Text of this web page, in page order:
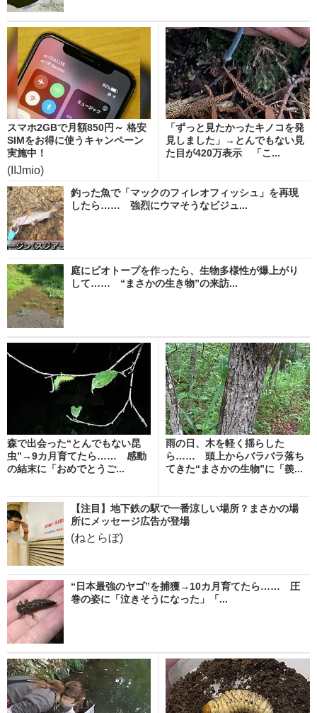
スマホ2GBで月額850円～ 格安
SIMをお得に使うキャンペーン
実施中！
(IIJmio)
「ずっと見たかったキノコを発
見しました」→とんでもない見
た目が420万表示 「こ...
釣った魚で「マックのフィレオフィッシュ」を再現
したら…… 強烈にウマそうなビジュ...
庭にビオトープを作ったら、生物多様性が爆上がり
して…… “まさかの生き物”の来訪...
森で出会った“とんでもない昆
虫”→9カ月育てたら…… 感動
の結末に「おめでとうご...
雨の日、木を軽く揺らした
ら…… 頭上からバラバラ落ち
てきた“まさかの生物”に「羨...
【注目】地下鉄の駅で一番涼しい場所？まさかの場
所にメッセージ広告が登場
(ねとらぼ)
“日本最強のヤゴ”を捕獲→10カ月育てたら…… 圧
巻の姿に「泣きそうになった」「...